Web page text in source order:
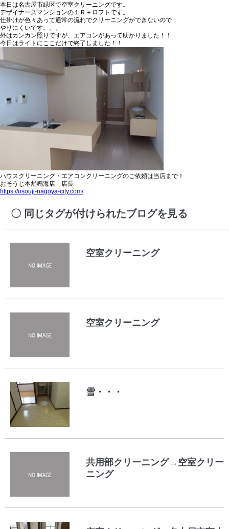
本日は名古屋市緑区で空室クリーニングです。
デザイナーズマンションの１Ｒ＋ロフトです。
仕掛けが色々あって通常の流れでクリーニングができないので
やりにくいです。。。
外はカンカン照りですが、エアコンがあって助かりました！！
今日はライトにここだけで終了しました！！
ハウスクリーニング・エアコンクリーニングのご依頼は当店まで！
おそうじ本舗鳴海店 店長
https://osouji-nagoya-city.com/
同じタグが付けられたブログを見る
空室クリーニング
空室クリーニング
雪・・・
共用部クリーニング→空室クリー
ニング